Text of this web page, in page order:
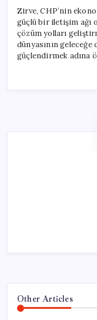
Zirve, CHP’nin
güçlü bir iletişim ağı
çözüm yolları
dünyasının
güçlendirmek adına
Other Articles